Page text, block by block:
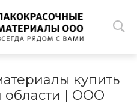
купить
области | ООО